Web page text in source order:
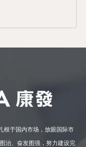
根于国内市场，放眼国际市
治、奋发图强，努力建设完